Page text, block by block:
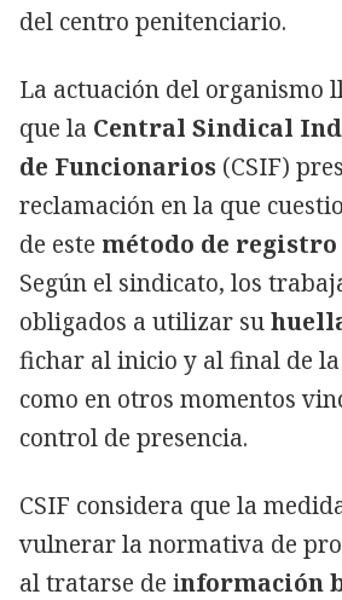
del centro penitenciario.
La actuación del organismo
que la Central Sindical
de Funcionarios (CSIF)
reclamación en la que
de este método de
Según el sindicato, los
obligados a utilizar su
fichar al inicio y al final de
como en otros momentos
control de presencia.
CSIF considera que la
vulnerar la normativa de
al tratarse de información